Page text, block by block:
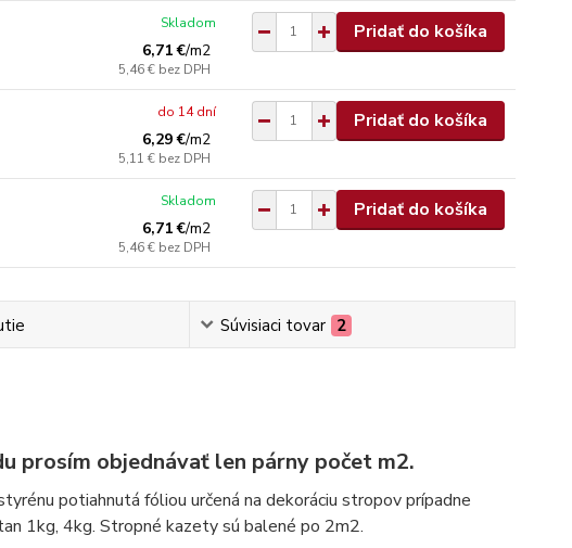
6,71 €/m2
5,46 € bez DPH
Skladom Pridať do košíka
6,29 €/m2
5,11 € bez DPH
do 14 dní Pridať do košíka
6,71 €/m2
5,46 € bez DPH
Skladom Pridať do košíka
Súvisiaci tovar 2
prosím objednávať len párny počet m2.
potiahnutá fóliou určená na dekoráciu stropov prípadne
1kg, 4kg. Stropné kazety sú balené po 2m2.